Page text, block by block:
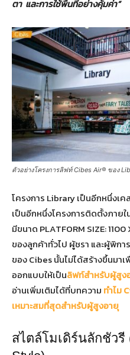
ตา และการใช้พื้นที่อย่างคุ้มค่า”
ตัวอย่างโครงการลิฟท์ Cibes Air® ของ
โครงการ Library เป็นอีกหนึ่งเ
เป็นอีกหนึ่งโครงการติดตั้งภาย
มีขนาด PLATFORM SIZE:
ของลูกค้าทั่วไป ผู้ชรา และผู้พิก
ของ Cibes นั้นไม่ได้สร้างขึ้นมา
ออกแบบให้เป็นลิฟท์สำหรับผู้สูง
อ่านเพิ่มเติมได้ที่บทความ ทำไม
เหมาะสมที่สุดสำหรับผู้สูงอายุ
สไตล์โมเดิร์นลักชัวรี